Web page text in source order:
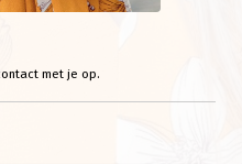
met je op.